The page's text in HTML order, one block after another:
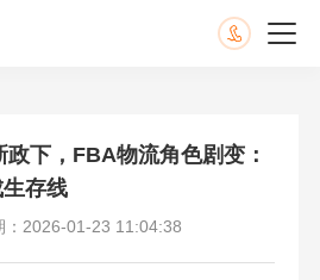
下，FBA物流角色剧变：
存线
：2026-01-23 11:04:38